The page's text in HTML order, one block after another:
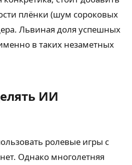
плёнки (шум сороковых
Львиная доля успешных
в таких незаметных
ИИ
ролевые игры с
Однако многолетняя